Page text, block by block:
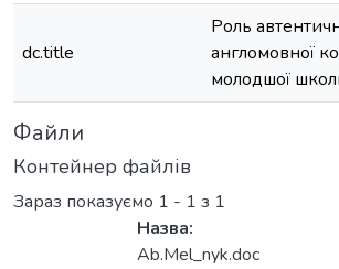
dc.title
Роль
англомовної
молодшої
Файли
Контейнер файлів
Зараз показуємо 1 - 1 з 1
Назва:
Ab.Mel_nyk.doc